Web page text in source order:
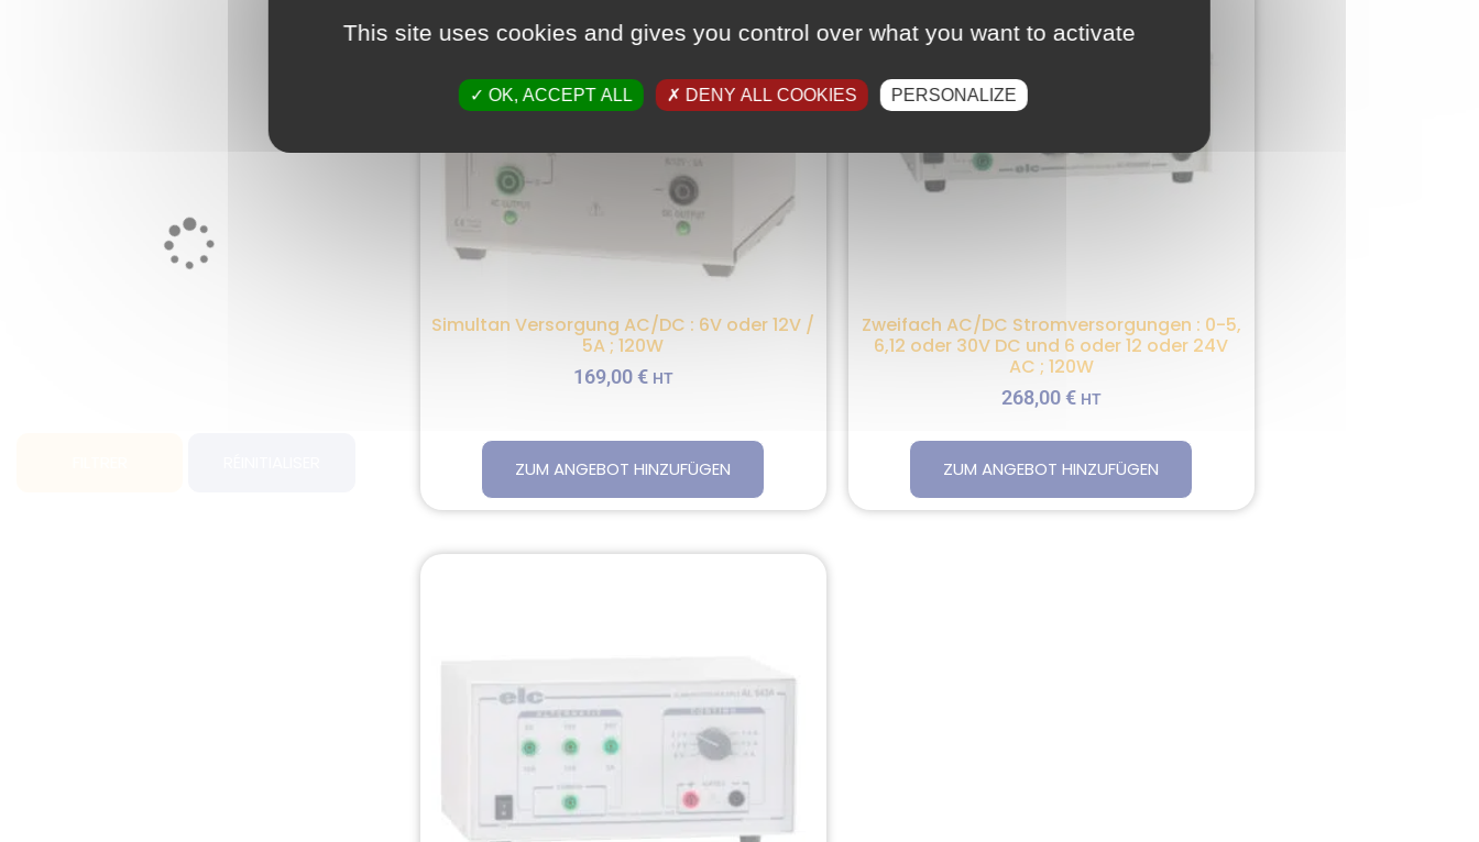
Simultan Versorgung AC/DC : 6V oder 12V /
5A ; 120W
169,00€ HT
ZUM ANGEBOT HINZUFÜGEN
Zweifach AC/DC Stromversorgungen : 0-5,
6,12 oder 30V DC und 6 oder 12 oder 24V
AC ; 120W
268,00€ HT
ZUM ANGEBOT HINZUFÜGEN
This site uses cookies and gives you control over what you want to activate
OK, ACCEPT ALL DENY ALL COOKIES PERSONALIZE